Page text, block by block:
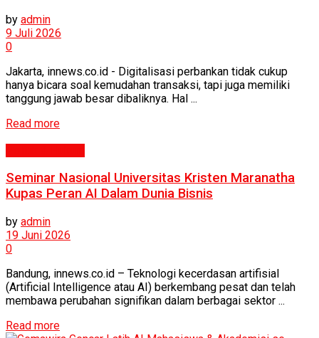
by admin
9 Juli 2026
0
Jakarta, innews.co.id - Digitalisasi perbankan tidak cukup
hanya bicara soal kemudahan transaksi, tapi juga memiliki
tanggung jawab besar dibaliknya. Hal ...
Read more
Seminar Nasional Universitas Kristen Maranatha
Kupas Peran AI Dalam Dunia Bisnis
by admin
19 Juni 2026
0
Bandung, innews.co.id – Teknologi kecerdasan artifisial
(Artificial Intelligence atau AI) berkembang pesat dan telah
membawa perubahan signifikan dalam berbagai sektor ...
Read more